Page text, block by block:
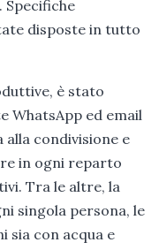
Specifiche
disposte in tutto
è stato
WhatsApp ed email
alla condivisione e
in ogni reparto
Tra le altre, la
singola persona, le
sia con acqua e